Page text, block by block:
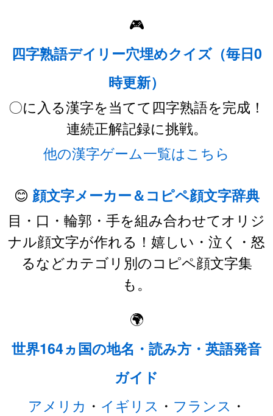
🎮
四字熟語デイリー穴埋めクイズ（毎日0
時更新）
〇に入る漢字を当てて四字熟語を完成！
連続正解記録に挑戦。
他の漢字ゲーム一覧はこちら
😊 顔文字メーカー＆コピペ顔文字辞典
目・口・輪郭・手を組み合わせてオリジ
ナル顔文字が作れる！嬉しい・泣く・怒
るなどカテゴリ別のコピペ顔文字集
も。
🌍
世界164ヵ国の地名・読み方・英語発音
ガイド
アメリカ ・ イギリス ・ フランス ・